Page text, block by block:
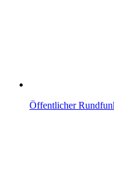
Öffentlicher